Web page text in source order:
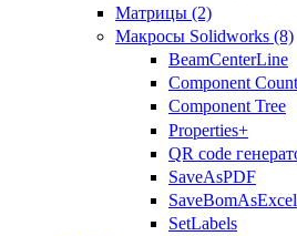
Матрицы (2)
Макросы Solidworks (8)
BeamCenterLine
Component Count
Component Tree
Properties+
QR code
SaveAsPDF
SaveBomAsExcel
SetLabels